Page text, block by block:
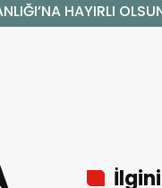
TAPU SORUNU